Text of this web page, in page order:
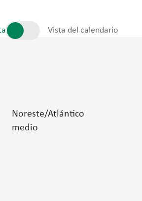
Vista del calendario
Noreste/Atlántico
medio